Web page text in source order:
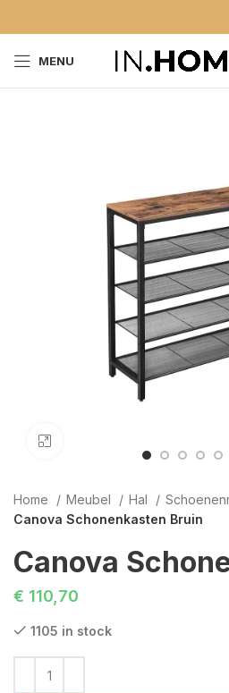
MENU
Home Meubel Hal
Canova Schonenkasten Bruin
€ 110,70
1105 in stock